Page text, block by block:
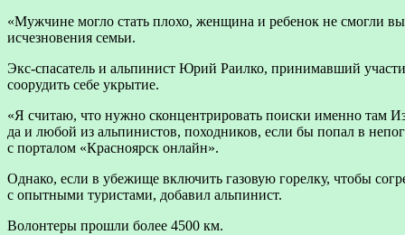
«Мужчине могло стать плохо, женщина и ребенок не смогли
исчезновения семьи.
Экс-спасатель и альпинист Юрий Раилко, принимавший
соорудить себе укрытие.
«Я считаю, что нужно сконцентрировать поиски именно там
да и любой из альпинистов, походников, если бы попал в
с порталом «Красноярск онлайн».
Однако, если в убежище включить газовую горелку, чтобы
с опытными туристами, добавил альпинист.
Волонтеры прошли более 4500 км.